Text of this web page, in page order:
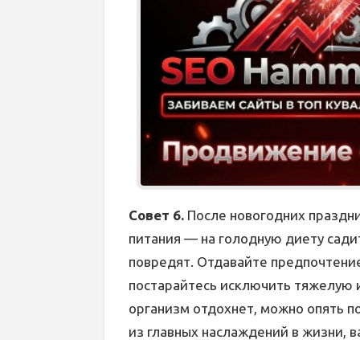
Совет 6. После новогодних
питания — на голодную диету
повредят. Отдавайте
постарайтесь исключить
организм отдохнет, можно опять
из главных наслаждений в жизни,